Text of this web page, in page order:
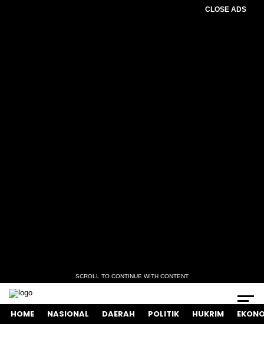
CLOSE ADS
SCROLL TO CONTINUE WITH CONTENT
HOME NASIONAL DAERAH POLITIK HUKRIM